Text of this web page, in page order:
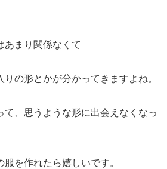
あまり関係なくて
の形とかが分かってきますよね。
て、思うような形に出会えなくなっ
を作れたら嬉しいです。